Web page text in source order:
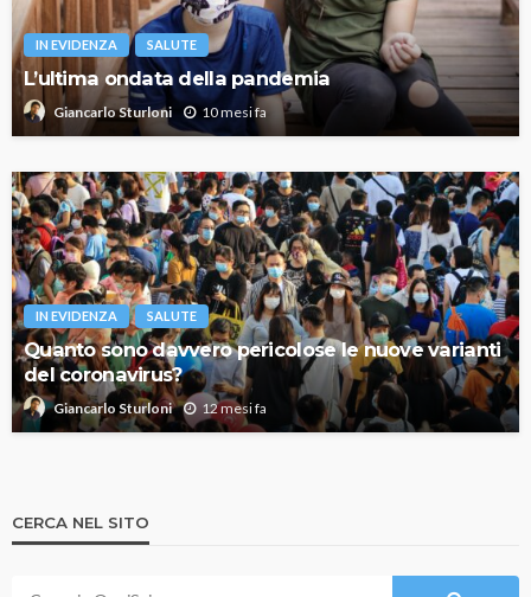
IN EVIDENZA SALUTE
L’ultima ondata della pandemia
Giancarlo Sturloni 10 mesi fa
IN EVIDENZA SALUTE
Quanto sono davvero pericolose le nuove varianti
del coronavirus?
Giancarlo Sturloni 12 mesi fa
CERCA NEL SITO